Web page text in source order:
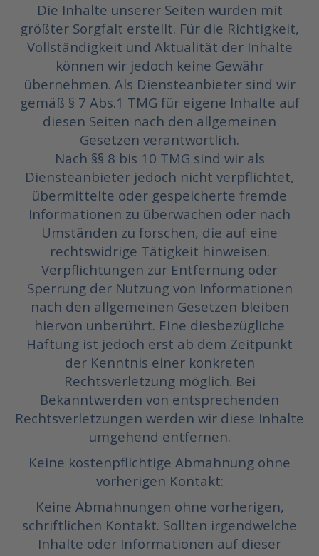
Die Inhalte unserer Seiten wurden mit
größter Sorgfalt erstellt. Für die Richtigkeit,
Vollständigkeit und Aktualität der Inhalte
können wir jedoch keine Gewähr
übernehmen. Als Diensteanbieter sind wir
gemäß § 7 Abs.1 TMG für eigene Inhalte auf
diesen Seiten nach den allgemeinen
Gesetzen verantwortlich.
Nach §§ 8 bis 10 TMG sind wir als
Diensteanbieter jedoch nicht verpflichtet,
übermittelte oder gespeicherte fremde
Informationen zu überwachen oder nach
Umständen zu forschen, die auf eine
rechtswidrige Tätigkeit hinweisen.
Verpflichtungen zur Entfernung oder
Sperrung der Nutzung von Informationen
nach den allgemeinen Gesetzen bleiben
hiervon unberührt. Eine diesbezügliche
Haftung ist jedoch erst ab dem Zeitpunkt
der Kenntnis einer konkreten
Rechtsverletzung möglich. Bei
Bekanntwerden von entsprechenden
Rechtsverletzungen werden wir diese Inhalte
umgehend entfernen.
Keine kostenpflichtige Abmahnung ohne
vorherigen Kontakt:
Keine Abmahnungen ohne vorherigen,
schriftlichen Kontakt. Sollten irgendwelche
Inhalte oder Informationen auf dieser